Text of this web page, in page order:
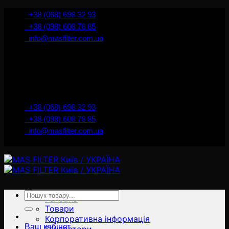
İçeriğe+38 (068) 698 32 93
+38 (098) 608 78 85
info@masfilter.com.ua
+38 (068) 698 32 93
+38 (098) 608 78 85
info@masfilter.com.ua
Головна
Товари
Корпоративна інформація
Ara:
Ваш кабінет